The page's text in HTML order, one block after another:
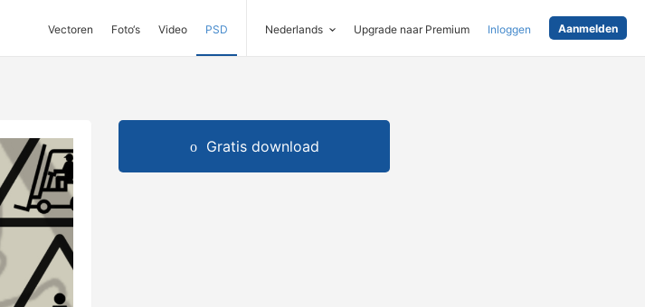
Vectoren Foto‘s Video PSD Nederlands Upgrade naar Premium Inloggen Aanmelden
Gratis download